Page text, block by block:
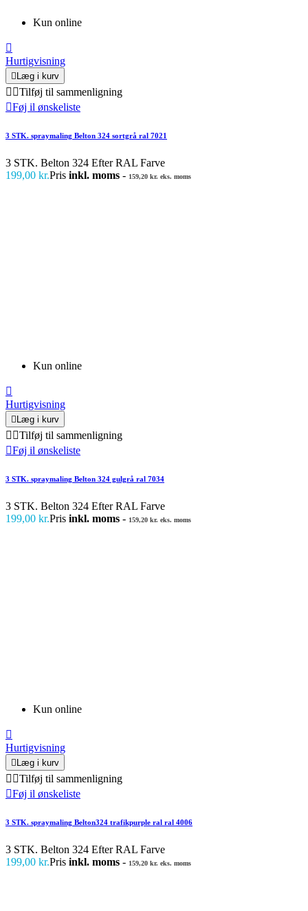
Kun online

Hurtigvisning
 Læg i kurv
 Tilføj til sammenligning
Føj il ønskeliste
3 STK. spraymaling Belton 324 sortgrå ral 7021
3 STK. Belton 324 Efter RAL Farve
199,00 kr.Pris inkl. moms - 159,20 kr. eks. moms
Kun online

Hurtigvisning
 Læg i kurv
 Tilføj til sammenligning
Føj il ønskeliste
3 STK. spraymaling Belton 324 gulgrå ral 7034
3 STK. Belton 324 Efter RAL Farve
199,00 kr.Pris inkl. moms - 159,20 kr. eks. moms
Kun online

Hurtigvisning
 Læg i kurv
 Tilføj til sammenligning
Føj il ønskeliste
3 STK. spraymaling Belton324 trafikpurple ral ral 4006
3 STK. Belton 324 Efter RAL Farve
199,00 kr.Pris inkl. moms - 159,20 kr. eks. moms